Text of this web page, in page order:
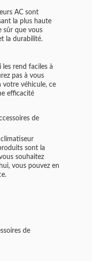
AC sont
la plus haute
sûr que vous
la durabilité.
les rend faciles à
pas à vous
véhicule, ce
efficacité
de
sont la
souhaitez
vous pouvez en
de